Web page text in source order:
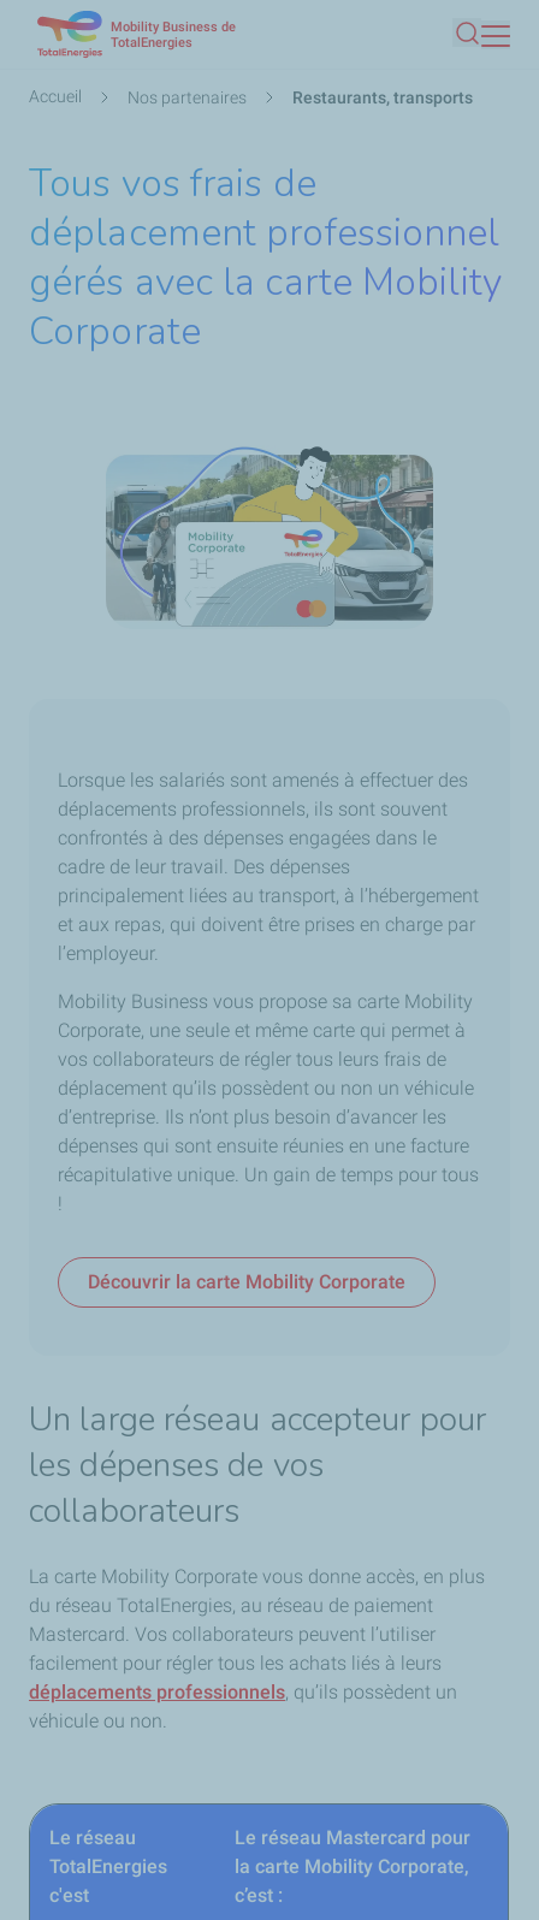
contenu
Mobility Business de
TotalEnergies
Fil
Accueil Nos partenaires Restaurants, transports
Tous vos frais de
déplacement professionnel
gérés avec la carte Mobility
Corporate
Lorsque les salariés sont amenés à effectuer des
déplacements professionnels, ils sont souvent
confrontés à des dépenses engagées dans le
cadre de leur travail. Des dépenses
principalement liées au transport, à l’hébergement
et aux repas, qui doivent être prises en charge par
l’employeur.
Mobility Business vous propose sa carte Mobility
Corporate, une seule et même carte qui permet à
vos collaborateurs de régler tous leurs frais de
déplacement qu’ils possèdent ou non un véhicule
d’entreprise. Ils n’ont plus besoin d’avancer les
dépenses qui sont ensuite réunies en une facture
récapitulative unique. Un gain de temps pour tous
!
Découvrir la carte Mobility Corporate
Un large réseau accepteur pour
les dépenses de vos
collaborateurs
La carte Mobility Corporate vous donne accès, en plus
du réseau TotalEnergies, au réseau de paiement
Mastercard. Vos collaborateurs peuvent l’utiliser
facilement pour régler tous les achats liés à leurs
déplacements professionnels, qu’ils possèdent un
véhicule ou non.
Le réseau
TotalEnergies
c'est
Le réseau Mastercard pour
la carte Mobility Corporate,
c’est :